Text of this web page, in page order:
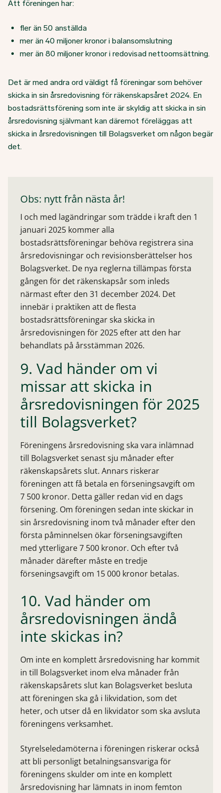
Att föreningen har:
fler än 50 anställda
mer än 40 miljoner kronor i balansomslutning
mer än 80 miljoner kronor i redovisad nettoomsättning.
Det är med andra ord väldigt få föreningar som behöver
skicka in sin årsredovisning för räkenskapsåret 2024. En
bostadsrättsförening som inte är skyldig att skicka in sin
årsredovisning självmant kan däremot föreläggas att
skicka in årsredovisningen till Bolagsverket om någon begär
det.
Obs: nytt från nästa år!
I och med lagändringar som trädde i kraft den 1
januari 2025 kommer alla
bostadsrättsföreningar behöva registrera sina
årsredovisningar och revisionsberättelser hos
Bolagsverket. De nya reglerna tillämpas första
gången för det räkenskapsår som inleds
närmast efter den 31 december 2024. Det
innebär i praktiken att de flesta
bostadsrättsföreningar ska skicka in
årsredovisningen för 2025 efter att den har
behandlats på årsstämman 2026.
9. Vad händer om vi
missar att skicka in
årsredovisningen för 2025
till Bolagsverket?
Föreningens årsredovisning ska vara inlämnad
till Bolagsverket senast sju månader efter
räkenskapsårets slut. Annars riskerar
föreningen att få betala en förseningsavgift om
7 500 kronor. Detta gäller redan vid en dags
försening. Om föreningen sedan inte skickar in
sin årsredovisning inom två månader efter den
första påminnelsen ökar förseningsavgiften
med ytterligare 7 500 kronor. Och efter två
månader därefter måste en tredje
förseningsavgift om 15 000 kronor betalas.
10. Vad händer om
årsredovisningen ändå
inte skickas in?
Om inte en komplett årsredovisning har kommit
in till Bolagsverket inom elva månader från
räkenskapsårets slut kan Bolagsverket besluta
att föreningen ska gå i likvidation, som det
heter, och utser då en likvidator som ska avsluta
föreningens verksamhet.
Styrelseledamöterna i föreningen riskerar också
att bli personligt betalningsansvariga för
föreningens skulder om inte en komplett
årsredovisning har lämnats in inom femton